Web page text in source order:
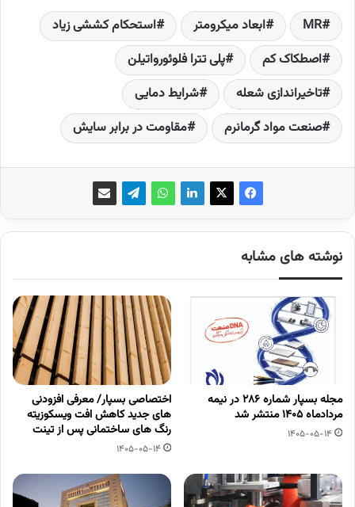
MR ابعاد میکرومتر
استحکام کششی زیاد
اصطکاک کم
پلی تترا فلوئورواتیلن
تاخیراندازی شعله
شرایط دمایی
صنعت مواد گرمانرم
مقاومت در برابر سایش
نوشته های مشابه
مجله بسپار شماره 286 در نیمه
مردادماه 1405 منتشر شد
1405-05-14
اختصاصی بسپار/ معرفی افزودنی
های جدید کاهش افت ویسکوزیته
رنگ های ساختمانی پس از تینت
1405-05-14